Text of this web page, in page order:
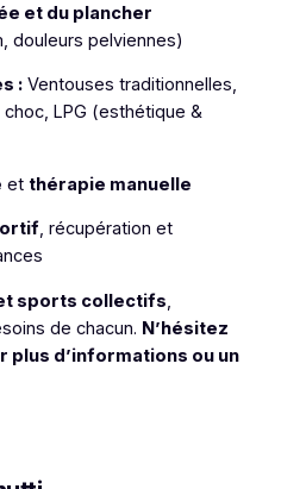
et du plancher
pelviennes)
:Ventouses traditionnelles,
LPG (esthétique &
et thérapie manuelle
, récupération et
sports collectifs,
de chacun. N’hésitez
plus d’informations ou un